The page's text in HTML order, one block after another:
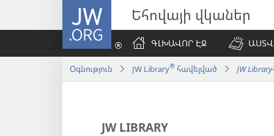
JW.ORG Եհովայի վկաներ
ԳԼԽԱՎՈՐ ԷՋ
Օգնություն JW Library® հավելված JW Library
JW LIBRARY